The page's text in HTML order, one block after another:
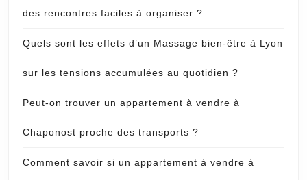
des rencontres faciles à organiser ?
Quels sont les effets d’un Massage bien-être à Lyon
sur les tensions accumulées au quotidien ?
Peut-on trouver un appartement à vendre à
Chaponost proche des transports ?
Comment savoir si un appartement à vendre à